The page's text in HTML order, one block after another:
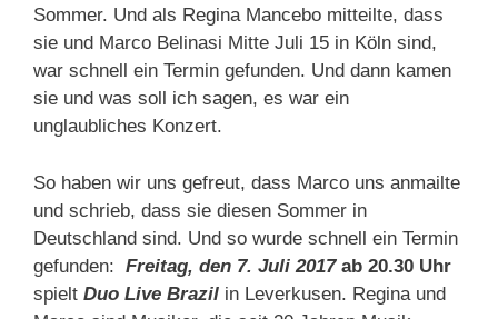
Sommer. Und als Regina Mancebo mitteilte, dass
sie und Marco Belinasi Mitte Juli 15 in Köln sind,
war schnell ein Termin gefunden. Und dann kamen
sie und was soll ich sagen, es war ein
unglaubliches Konzert.
So haben wir uns gefreut, dass Marco uns anmailte
und schrieb, dass sie diesen Sommer in
Deutschland sind. Und so wurde schnell ein Termin
gefunden: Freitag, den 7. Juli 2017ab 20.30 Uhr
spielt Duo Live Brazil in Leverkusen. Regina und